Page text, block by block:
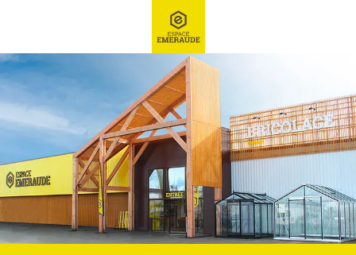
Ex : Robot tondeuse, ...
Toile de paillage, paillis, écorce